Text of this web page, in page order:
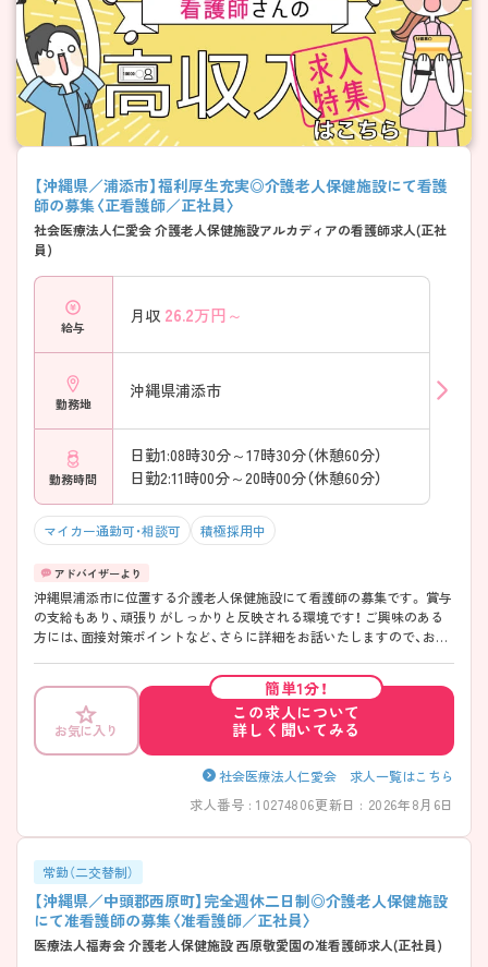
【沖縄県／浦添市】福利厚生充実◎介護老人保健施設にて看護
師の募集〈正看護師／正社員〉
社会医療法人仁愛会 介護老人保健施設アルカディアの看護師求人(正社
員)
給与
月収 26.2万円～
勤務地
沖縄県浦添市
勤務時間
日勤1:08時30分～17時30分（休憩60分）
日勤2:11時00分～20時00分（休憩60分）
マイカー通勤可・相談可 積極採用中
沖縄県浦添市に位置する介護老人保健施設にて看護師の募集です。 賞与
の支給もあり、頑張りがしっかりと反映される環境です！ ご興味のある
方には、面接対策ポイントなど、さらに詳細をお話いたしますので、お気
お気に入り
簡単1分！
この求人について
詳しく聞いてみる
社会医療法人仁愛会 求人一覧はこちら
求人番号 : 10274806更新日 : 2026年8月6日
常勤（二交替制）
【沖縄県／中頭郡西原町】完全週休二日制◎介護老人保健施設
にて准看護師の募集〈准看護師／正社員〉
医療法人福寿会 介護老人保健施設 西原敬愛園の准看護師求人(正社員)